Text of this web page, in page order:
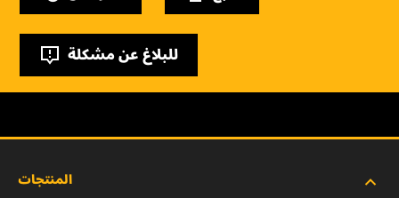
للبلاغ عن مشكلة
المنتجات